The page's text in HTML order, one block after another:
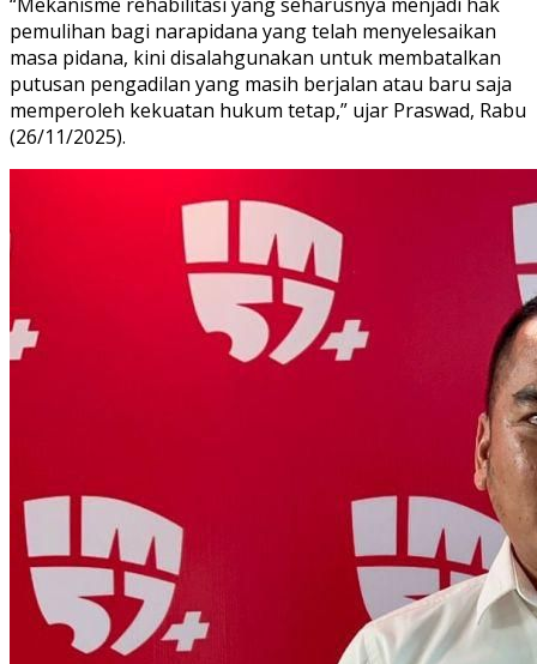
pemulihan bagi narapidana yang telah menyelesaikan
masa pidana, kini disalahgunakan untuk membatalkan
putusan pengadilan yang masih berjalan atau baru saja
memperoleh kekuatan hukum tetap,” ujar Praswad, Rabu
(26/11/2025).